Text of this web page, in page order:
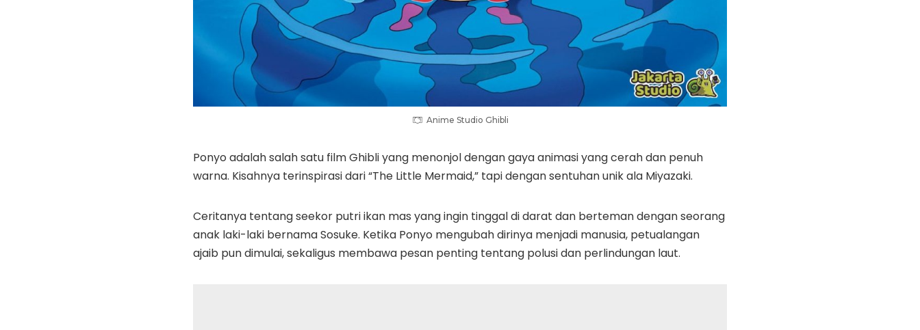
Anime Studio Ghibli
Ponyo adalah salah satu film Ghibli yang menonjol dengan gaya animasi yang cerah dan penuh
warna. Kisahnya terinspirasi dari “The Little Mermaid,” tapi dengan sentuhan unik ala Miyazaki.
Ceritanya tentang seekor putri ikan mas yang ingin tinggal di darat dan berteman dengan seorang
anak laki-laki bernama Sosuke. Ketika Ponyo mengubah dirinya menjadi manusia, petualangan
ajaib pun dimulai, sekaligus membawa pesan penting tentang polusi dan perlindungan laut.